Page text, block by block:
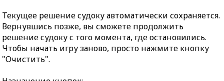
Текущее решение судоку автоматически сохраняется.
Вернувшись позже, вы сможете продолжить
решение судоку с того момента, где остановились.
Чтобы начать игру заново, просто нажмите кнопку
"Очистить".